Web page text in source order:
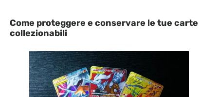
Come proteggere e conservare le tue carte
collezionabili